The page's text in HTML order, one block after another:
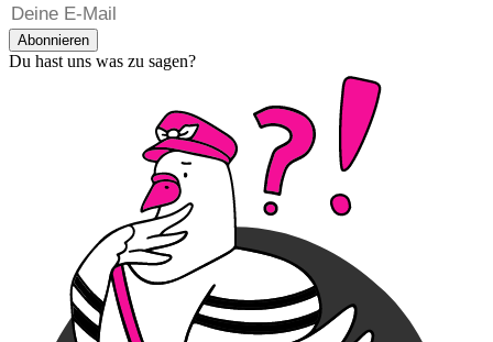
Abonnieren
Du hast uns was zu sagen?